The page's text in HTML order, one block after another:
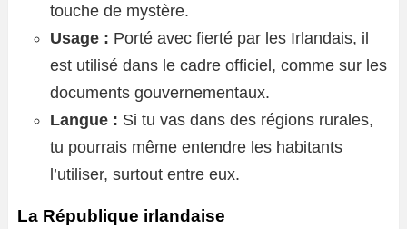
touche de mystère.
Usage : Porté avec fierté par les Irlandais, il
est utilisé dans le cadre officiel, comme sur les
documents gouvernementaux.
Langue : Si tu vas dans des régions rurales,
tu pourrais même entendre les habitants
l’utiliser, surtout entre eux.
La République irlandaise